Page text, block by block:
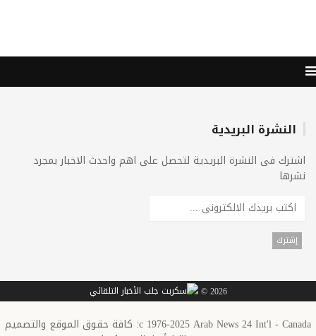
النشرة البريدية
اشترك فى النشرة البريدية لتحصل على اهم واحدث الاخبار بمجرد
نشرها
2026 ©
c 1976-2025 Arab News 24 Int'l - Canada: كافة حقوق الموقع والتصميم